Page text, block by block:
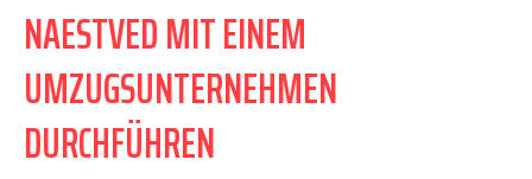
NAESTVED MIT EINEM
UMZUGSUNTERNEHMEN
DURCHFÜHREN